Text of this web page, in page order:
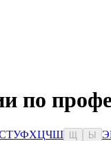
по
ТУФХЦЧШ Ы Э